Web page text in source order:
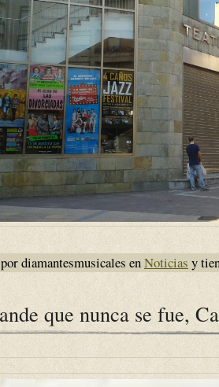
diamantesmusicales enNoticias y
que nunca se fue,